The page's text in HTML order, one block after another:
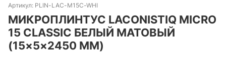
Артикул: PLIN-LAC-M15C-WHI
МИКРОПЛИНТУС LACONISTIQ MICRO
15 CLASSIC БЕЛЫЙ МАТОВЫЙ
(15×5×2450 ММ)